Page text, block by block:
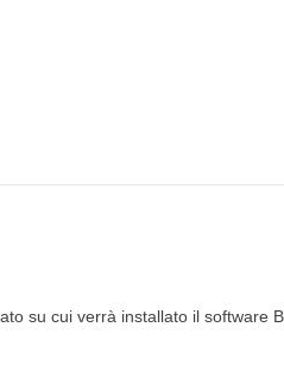
su cui verrà installato il software